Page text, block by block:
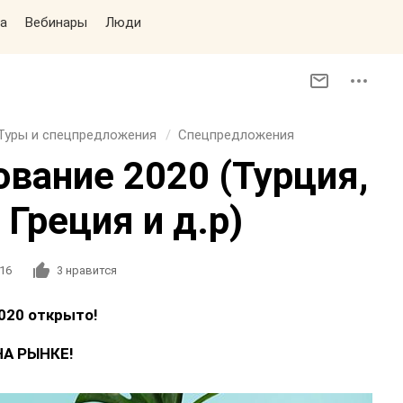
Вебинары Люди
и спецпредложения Спецпредложения
2020 (Турция,
и д.р)
16 3 нравится
открыто!
РЫНКЕ!